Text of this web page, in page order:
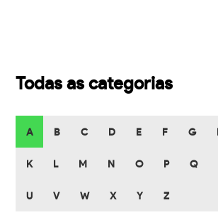
Todas as categorias
A B C D E F G
K L M N O P Q
U V W X Y Z